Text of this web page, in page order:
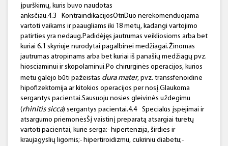
įpurškimų, kuris buvo naudotas
anksčiau.4.3
KontraindikacijosOtriDuo nerekomenduojama
vartoti vaikams ir paaugliams iki 18 metų, kadangi vartojimo
patirties yra nedaug.Padidėjęs jautrumas veikliosioms arba bet
kuriai 6.1 skyriuje nurodytai pagalbinei medžiagai.Žinomas
jautrumas atropinams arba bet kuriai iš panašių medžiagų pvz.
hiosciaminui ir skopolaminui.Po chirurginės operacijos, kurios
metu galėjo būti pažeistas dura mater, pvz. transsfenoidinė
hipofizektomija ar kitokios operacijos per nosį.Glaukoma
sergantys pacientai.Sausuoju nosies gleivinės uždegimu
(rhinitis sicca) sergantys pacientai.4.4
Specialūs įspėjimai ir
atsargumo priemonėsŠį vaistinį preparatą atsargiai turėtų
vartoti pacientai, kurie serga:- hipertenzija, širdies ir
kraujagyslių ligomis;- hipertiroidizmu, cukriniu diabetu;-